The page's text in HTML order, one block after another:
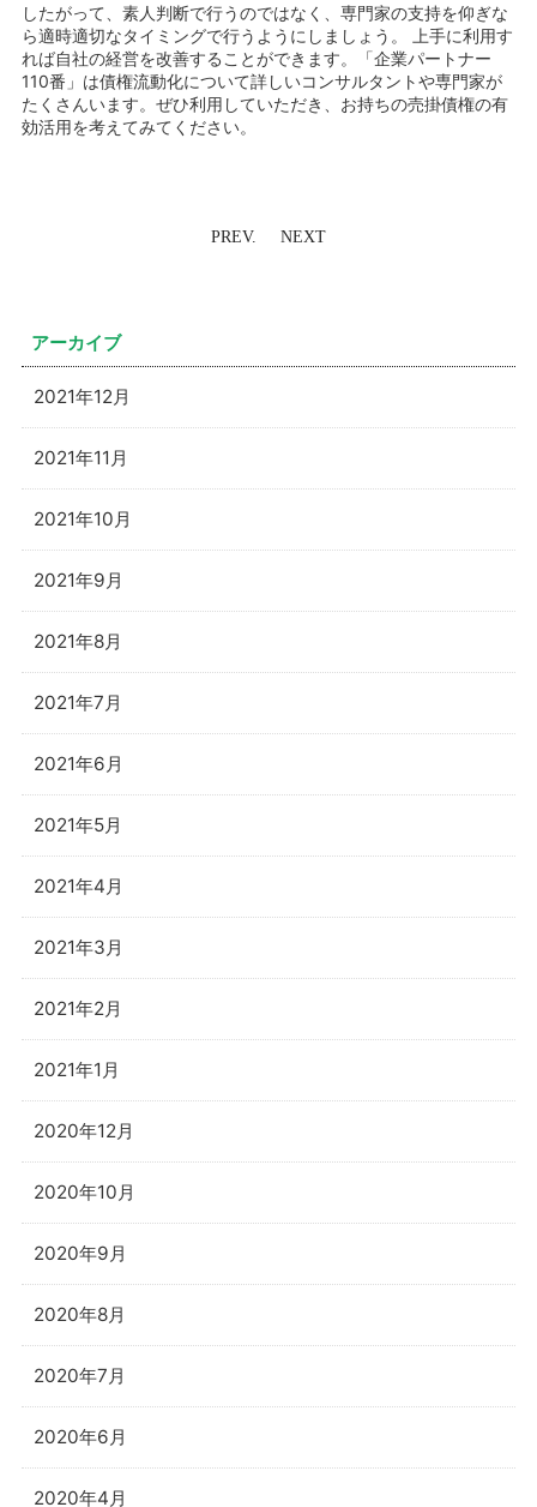
したがって、素人判断で行うのではなく、専門家の支持を仰ぎな
ら適時適切なタイミングで行うようにしましょう。 上手に利用す
れば自社の経営を改善することができます。「企業パートナー
110番」は債権流動化について詳しいコンサルタントや専門家が
たくさんいます。ぜひ利用していただき、お持ちの売掛債権の有
効活用を考えてみてください。
PREV. NEXT
アーカイブ
2021年12月
2021年11月
2021年10月
2021年9月
2021年8月
2021年7月
2021年6月
2021年5月
2021年4月
2021年3月
2021年2月
2021年1月
2020年12月
2020年10月
2020年9月
2020年8月
2020年7月
2020年6月
2020年4月